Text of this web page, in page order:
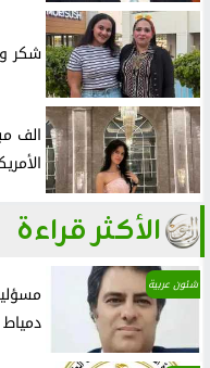
شكر
الف
الأكثر قراءة
شئون عربية
دمياط